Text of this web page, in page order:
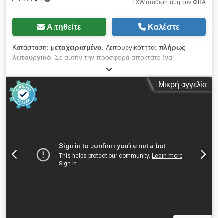
EXW σταθερή τιμή συν ΦΠΑ
Αιτηθείτε Καλέστε
Κατάσταση: μεταχειρισμένο, Λειτουργικότητα: πλήρως
λειτουργικό, Σε αυτήν την προσφορά αποκτάτε ένα
μεταχειρισμένο σύστημα παραγωγής ασπρόμαυρων
εκτυπώσεων "Xerox D110" Αντικείμενο πώλησης: 1 x Xerox
D110 με τον ακόλουθο εξοπλισμό: Csdeza Dmmepfx Al Ssha
συμπεριλαμβανομένου Fiery EX-125 συμπεριλαμβανομένου
Paperdeck RCF-1 συμπεριλαμβανομένου Booklet-Finisher
μας! Μετρητές: Σύνολο: Περίπου 4.070.827 σελίδες
(ασπρόμαυρος εκτυπωτής) Κατάσταση: Η προσφορά αφορά
μεταχειρισμένη συσκευή, η οποία ενδέχεται να εμφανίζει ίχνη
Μικρή αγγελία